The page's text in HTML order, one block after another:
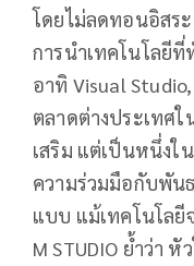
โดยไม่ลดทอนอิสระ
การนำเทคโนโลยี
อาทิ Visual
ตลาดต่างประเทศใ
เสริม แต่เป็นหนึ่งใ
ความร่วมมือกับพัน
แบบ แม้เทคโนโล
M STUDIO ย้ำว่า